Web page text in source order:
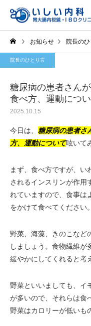
お知らせ 院長の
院長のひとり言
糖尿病の患者さん
食べ方、運動につ
2025.10.15
今日は、 糖尿病の患者さ
方、運動について呟いて
まず、食べ方ですが、い
されるインスリンが作用
れていますので、食事は
をかけて食べてください。
野菜、海藻、きのこなど
しましょう。食物繊維が
緩やかにしてくれると考
野菜といいましても、イ
が多いので、それらは食
野菜はカロリーが低いも